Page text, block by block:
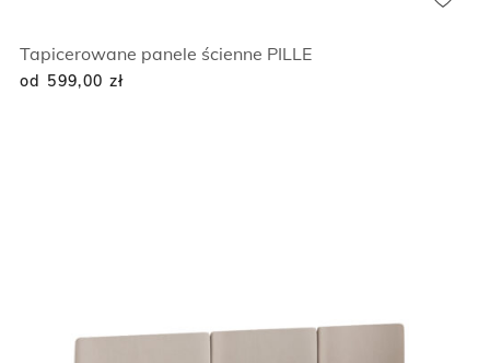
Tapicerowane panele ścienne PILLE
od 599,00zł